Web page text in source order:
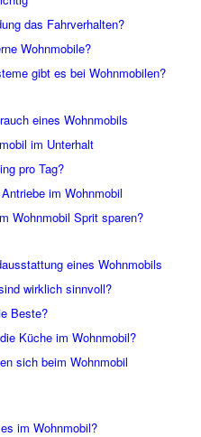
das Fahrverhalten?
Wohnmobile?
gibt es bei Wohnmobilen?
eines Wohnmobils
im Unterhalt
pro Tag?
im Wohnmobil
Wohnmobil Sprit sparen?
eines Wohnmobils
wirklich sinnvoll?
Beste?
Küche im Wohnmobil?
sich beim Wohnmobil
im Wohnmobil?